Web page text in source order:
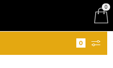
0